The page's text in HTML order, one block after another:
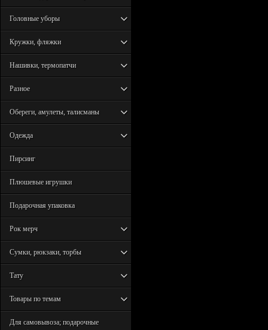
Головные уборы
Кружки, фляжки
Нашивки, термопатчи
Разное
Обереги, амулеты, талисманы
Одежда
Пирсинг
Плюшевые игрушки
Подарочная упаковка
Рок мерч
Сумки, рюкзаки, торбы
Тату
Товары по темам
Для самовывоза; подарочные